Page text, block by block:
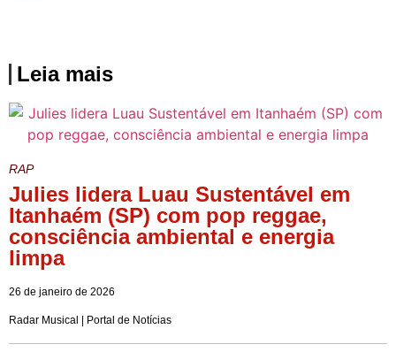
Leia mais
RAP
Julies lidera Luau Sustentável em
Itanhaém (SP) com pop reggae,
consciência ambiental e energia
limpa
26 de janeiro de 2026
Radar Musical | Portal de Notícias